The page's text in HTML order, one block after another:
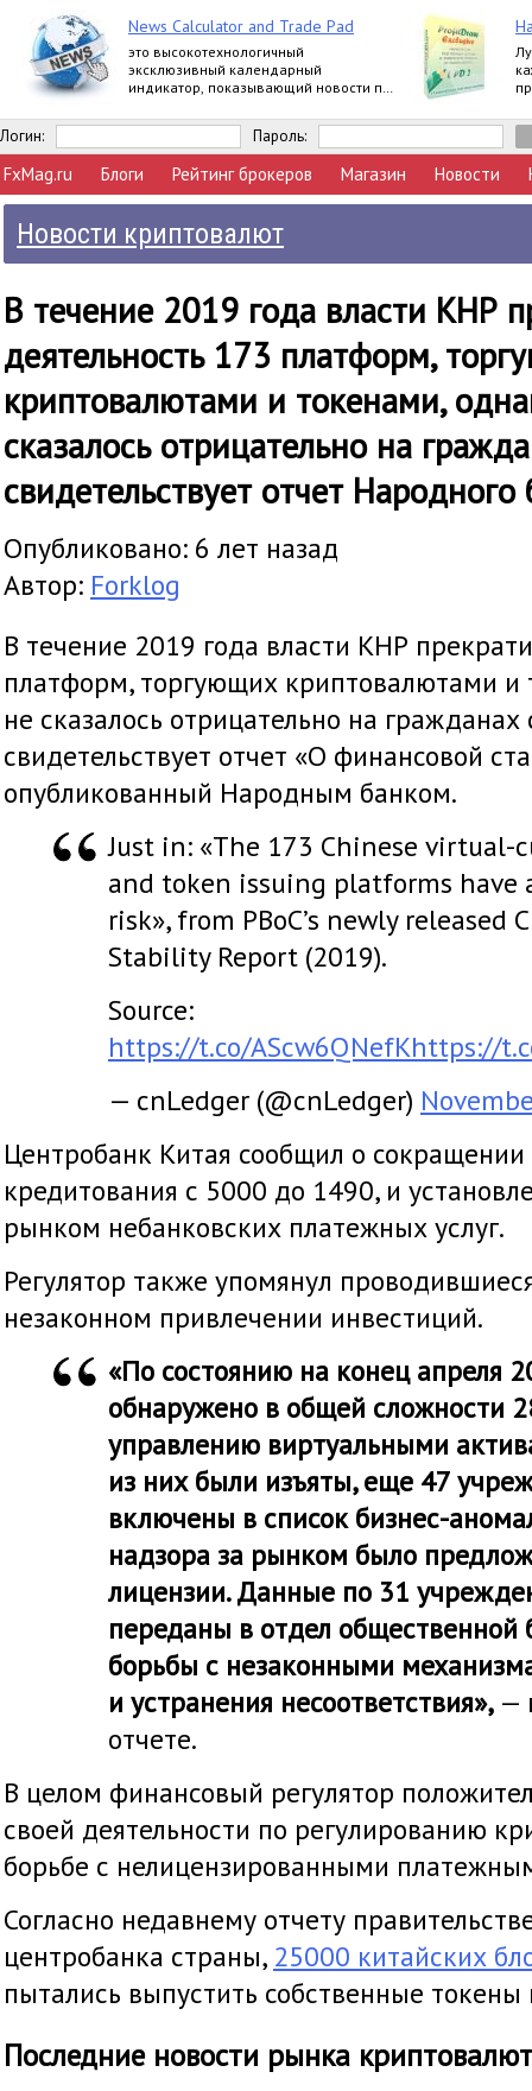
News Calculator and Trade Pad
это высокотехнологичный
эксклюзивный календарный
индикатор, показывающий новости по
многопрофильная торговая панель.
Логин: Пароль:
FxMag.ru Блоги Рейтинг брокеров Магазин Новости
Новости криптовалют
В течение 2019 года власти КНР
деятельность 173 платформ,
криптовалютами и токенами,
сказалось отрицательно на
свидетельствует отчет Народного
Опубликовано: 6 лет назад
Автор: Forklog
В течение 2019 года власти КНР
платформ, торгующих криптовалютами и
не сказалось отрицательно на
свидетельствует отчет «О финансовой
опубликованный Народным банком.
Just in: «The 173 Chinese virtual-
and token issuing platforms
risk», from PBoC’s newly released
Stability Report (2019).
Source:
https://t.co/AScw6QNefKhttps://
— cnLedger (@cnLedger)
Центробанк Китая сообщил о
кредитования с 5000 до 1490, и
рынком небанковских платежных услуг.
Регулятор также упомянул
незаконном привлечении инвестиций.
«По состоянию на конец апреля
обнаружено в общей сложности
управлению виртуальными
из них были изъяты, еще 47
включены в список бизнес-
надзора за рынком было
лицензии. Данные по 31
переданы в отдел общественной
борьбы с незаконными
и устранения несоответствия», —
отчете.
В целом финансовый регулятор
своей деятельности по регулированию
борьбе с нелицензированными
Согласно недавнему отчету
центробанка страны, 25000 китайских
пытались выпустить собственные
Последние новости рынка криптовалют